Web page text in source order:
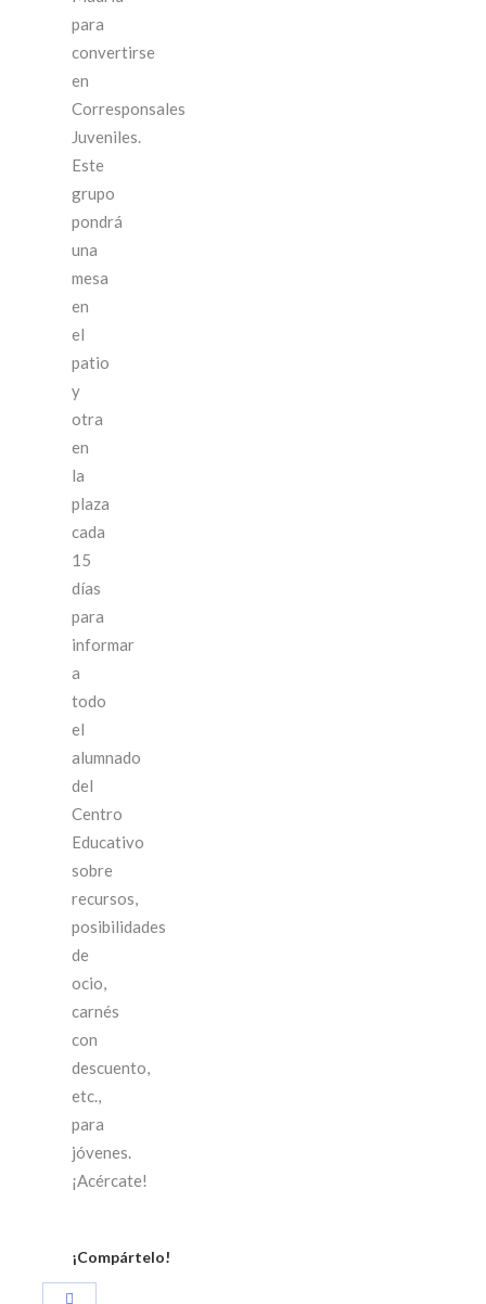
para
convertirse
en
Corresponsales
Juveniles.
Este
grupo
pondrá
una
mesa
en
el
patio
y
otra
en
la
plaza
cada
15
días
para
informar
a
todo
el
alumnado
del
Centro
Educativo
sobre
recursos,
posibilidades
de
ocio,
carnés
con
descuento,
etc.,
para
jóvenes.
¡Acércate!
¡Compártelo!